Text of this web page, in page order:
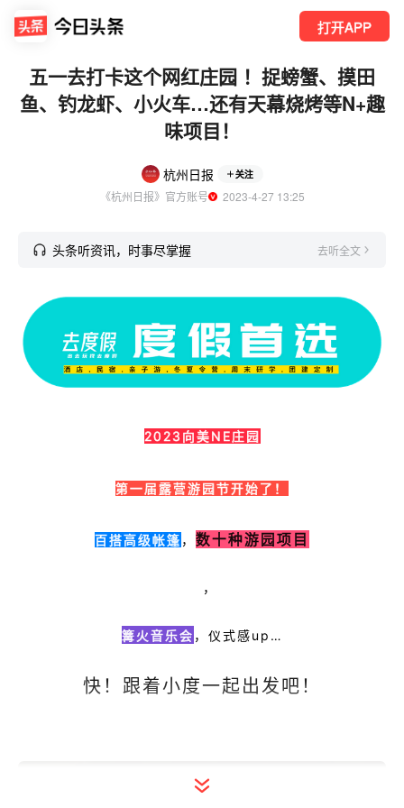
打开APP
五一去打卡这个网红庄园 ！捉螃蟹、摸田
鱼、钓龙虾、小火车…还有天幕烧烤等N+趣
味项目！
杭州日报 关注
《杭州日报》官方账号
  2023-4-27 13:25
头条听资讯，时事尽掌握 去听全文
2023向美NE庄园
第一届露营游园节开始了！
百搭高级帐篷 ， 数十种游园项目
，
篝火音乐会 ，仪式感up…
快！跟着小度一起出发吧！